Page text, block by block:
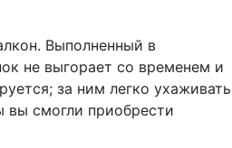
Выполненный в
не выгорает со временем и
за ним легко ухаживать
вы смогли приобрести